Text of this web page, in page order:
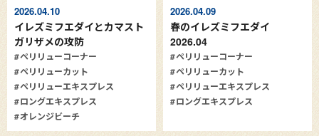
2026.04.10
イレズミフエダイとカマスト
ガリザメの攻防
ペリリューコーナー
ペリリューカット
ペリリューエキスプレス
ロングエキスプレス
オレンジビーチ
2026.04.09
春のイレズミフエダイ
2026.04
ペリリューコーナー
ペリリューカット
ペリリューエキスプレス
ロングエキスプレス